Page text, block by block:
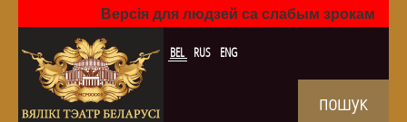
Версія для людзей са слабым зрокам
BEL RUS ENG